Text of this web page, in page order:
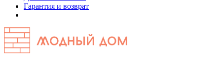
Гарантия и возврат